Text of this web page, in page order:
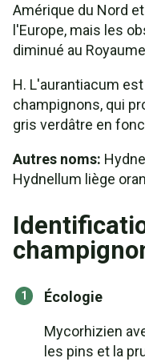
Amérique du Nord
l'Europe, mais les
diminué au
H. L'aurantiacum
champignons, qui
gris verdâtre en
Autres noms:
Hydnellum liège
Écologie
Mycorhizien
les pins et la